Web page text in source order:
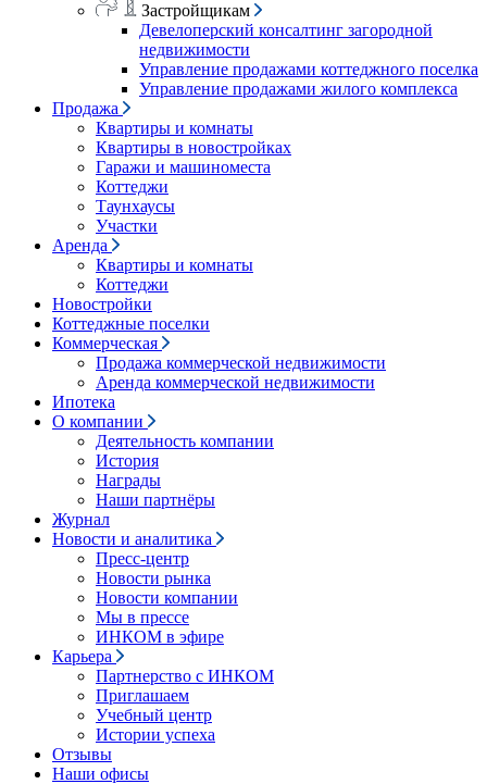
Застройщикам
Девелоперский консалтинг загородной
недвижимости
Управление продажами коттеджного поселка
Управление продажами жилого комплекса
Продажа
Квартиры и комнаты
Квартиры в новостройках
Гаражи и машиноместа
Коттеджи
Таунхаусы
Участки
Аренда
Квартиры и комнаты
Коттеджи
Новостройки
Коттеджные поселки
Коммерческая
Продажа коммерческой недвижимости
Аренда коммерческой недвижимости
Ипотека
О компании
Деятельность компании
История
Награды
Наши партнёры
Журнал
Новости и аналитика
Пресс-центр
Новости рынка
Новости компании
Мы в прессе
ИНКОМ в эфире
Карьера
Партнерство с ИНКОМ
Приглашаем
Учебный центр
Истории успеха
Отзывы
Наши офисы